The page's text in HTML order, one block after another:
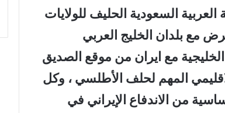
العربية السعودية الحليف للولايات
مع بلدان الخليج العربي
مع ايران من موقع الصديق
المهم لحلف الأطلسي ، وكل
من الاندفاع الإيراني في